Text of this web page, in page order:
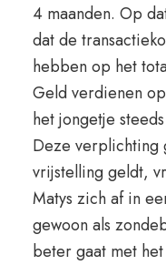
4 maanden. Op
dat de
hebben op het
Geld verdienen
het jongetje
Deze verplichting
vrijstelling geldt,
Matys zich af in
gewoon als
beter gaat met